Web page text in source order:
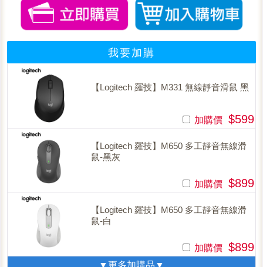
我要加購
【Logitech 羅技】M331 無線靜音滑鼠 黑
加購價 $599
【Logitech 羅技】M650 多工靜音無線滑
鼠-黑灰
加購價 $899
【Logitech 羅技】M650 多工靜音無線滑
鼠-白
加購價 $899
▼更多加購品▼